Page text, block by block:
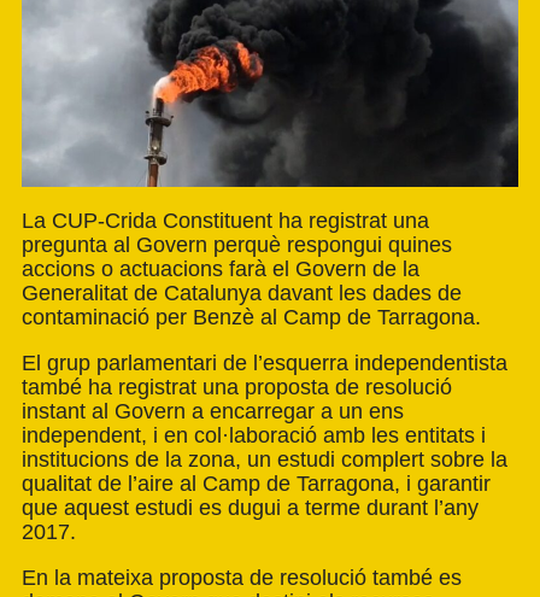
La CUP-Crida Constituent ha registrat una
pregunta al Govern perquè respongui quines
accions o actuacions farà el Govern de la
Generalitat de Catalunya davant les dades de
contaminació per Benzè al Camp de Tarragona.
El grup parlamentari de l’esquerra independentista
també ha registrat una proposta de resolució
instant al Govern a encarregar a un ens
independent, i en col·laboració amb les entitats i
institucions de la zona, un estudi complert sobre la
qualitat de l’aire al Camp de Tarragona, i garantir
que aquest estudi es dugui a terme durant l’any
2017.
En la mateixa proposta de resolució també es